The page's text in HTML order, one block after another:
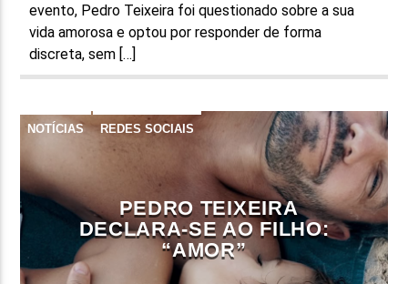
evento, Pedro Teixeira foi questionado sobre a sua
vida amorosa e optou por responder de forma
discreta, sem […]
NOTÍCIAS REDES SOCIAIS
PEDRO TEIXEIRA
DECLARA-SE AO FILHO:
“AMOR”